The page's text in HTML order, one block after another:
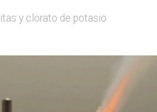
y clorato de potasio